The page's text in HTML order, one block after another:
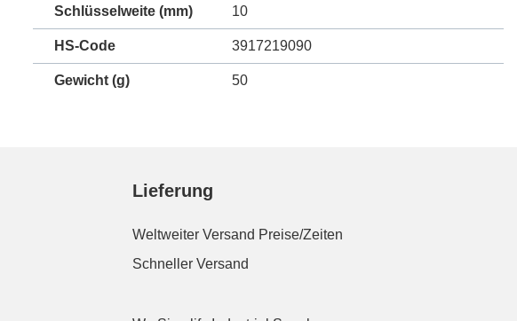
Schlüsselweite (mm) 10
HS-Code 3917219090
Gewicht (g) 50
Lieferung
Weltweiter Versand Preise/Zeiten
Schneller Versand